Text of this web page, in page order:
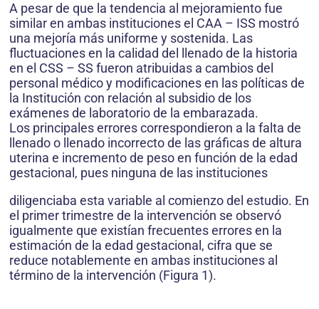
A pesar de que la tendencia al mejoramiento fue
similar en ambas instituciones el CAA – ISS mostró
una mejoría más uniforme y sostenida. Las
fluctuaciones en la calidad del llenado de la historia
en el CSS – SS fueron atribuidas a cambios del
personal médico y modificaciones en las políticas de
la Institución con relación al subsidio de los
exámenes de laboratorio de la embarazada.
Los principales errores correspondieron a la falta de
llenado o llenado incorrecto de las gráficas de altura
uterina e incremento de peso en función de la edad
gestacional, pues ninguna de las instituciones
diligenciaba esta variable al comienzo del estudio. En
el primer trimestre de la intervención se observó
igualmente que existían frecuentes errores en la
estimación de la edad gestacional, cifra que se
reduce notablemente en ambas instituciones al
término de la intervención (Figura 1).